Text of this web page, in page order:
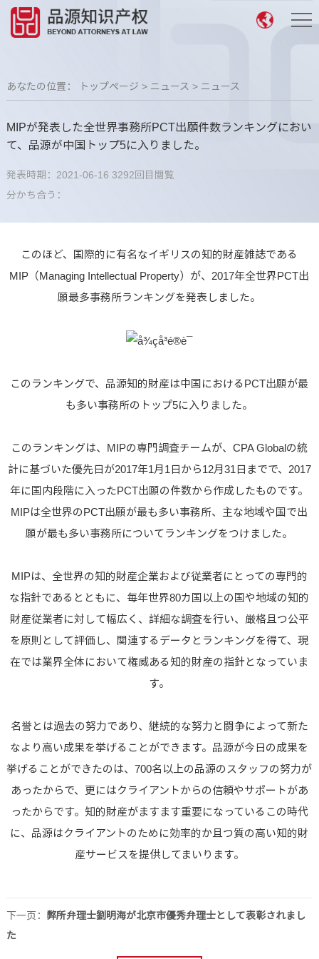
あなたの位置： トップページ > ニュース > ニュース
MIPが発表した全世界事務所PCT出願件数ランキングにおい
て、品源が中国トップ5に入りました。
発表時期：2021-06-16 3292回目閲覧
分かち合う：
このほど、国際的に有名なイギリスの知的財産雑誌である
MIP（Managing Intellectual Property）が、2017年全世界PCT出
願最多事務所ランキングを発表しました。
このランキングで、品源知的財産は中国におけるPCT出願が最
も多い事務所のトップ5に入りました。
このランキングは、MIPの専門調査チームが、CPA Globalの統
計に基づいた優先日が2017年1月1日から12月31日までで、2017
年に国内段階に入ったPCT出願の件数から作成したものです。
MIPは全世界のPCT出願が最も多い事務所、主な地域や国で出
願が最も多い事務所についてランキングをつけました。
MIPは、全世界の知的財産企業および従業者にとっての専門的
な指針であるとともに、毎年世界80カ国以上の国や地域の知的
財産従業者に対して幅広く、詳細な調査を行い、厳格且つ公平
を原則として評価し、関連するデータとランキングを得て、現
在では業界全体において権威ある知的財産の指針となっていま
す。
名誉とは過去の努力であり、継続的な努力と闘争によって新た
なより高い成果を挙げることができます。品源が今日の成果を
挙げることができたのは、700名以上の品源のスタッフの努力が
あったからで、更にはクライアントからの信頼やサポートがあ
ったからです。知的財産がますます重要になっているこの時代
に、品源はクライアントのために効率的か且つ質の高い知的財
産サービスを提供してまいります。
下一页： 弊所弁理士劉明海が北京市優秀弁理士として表彰されまし
た